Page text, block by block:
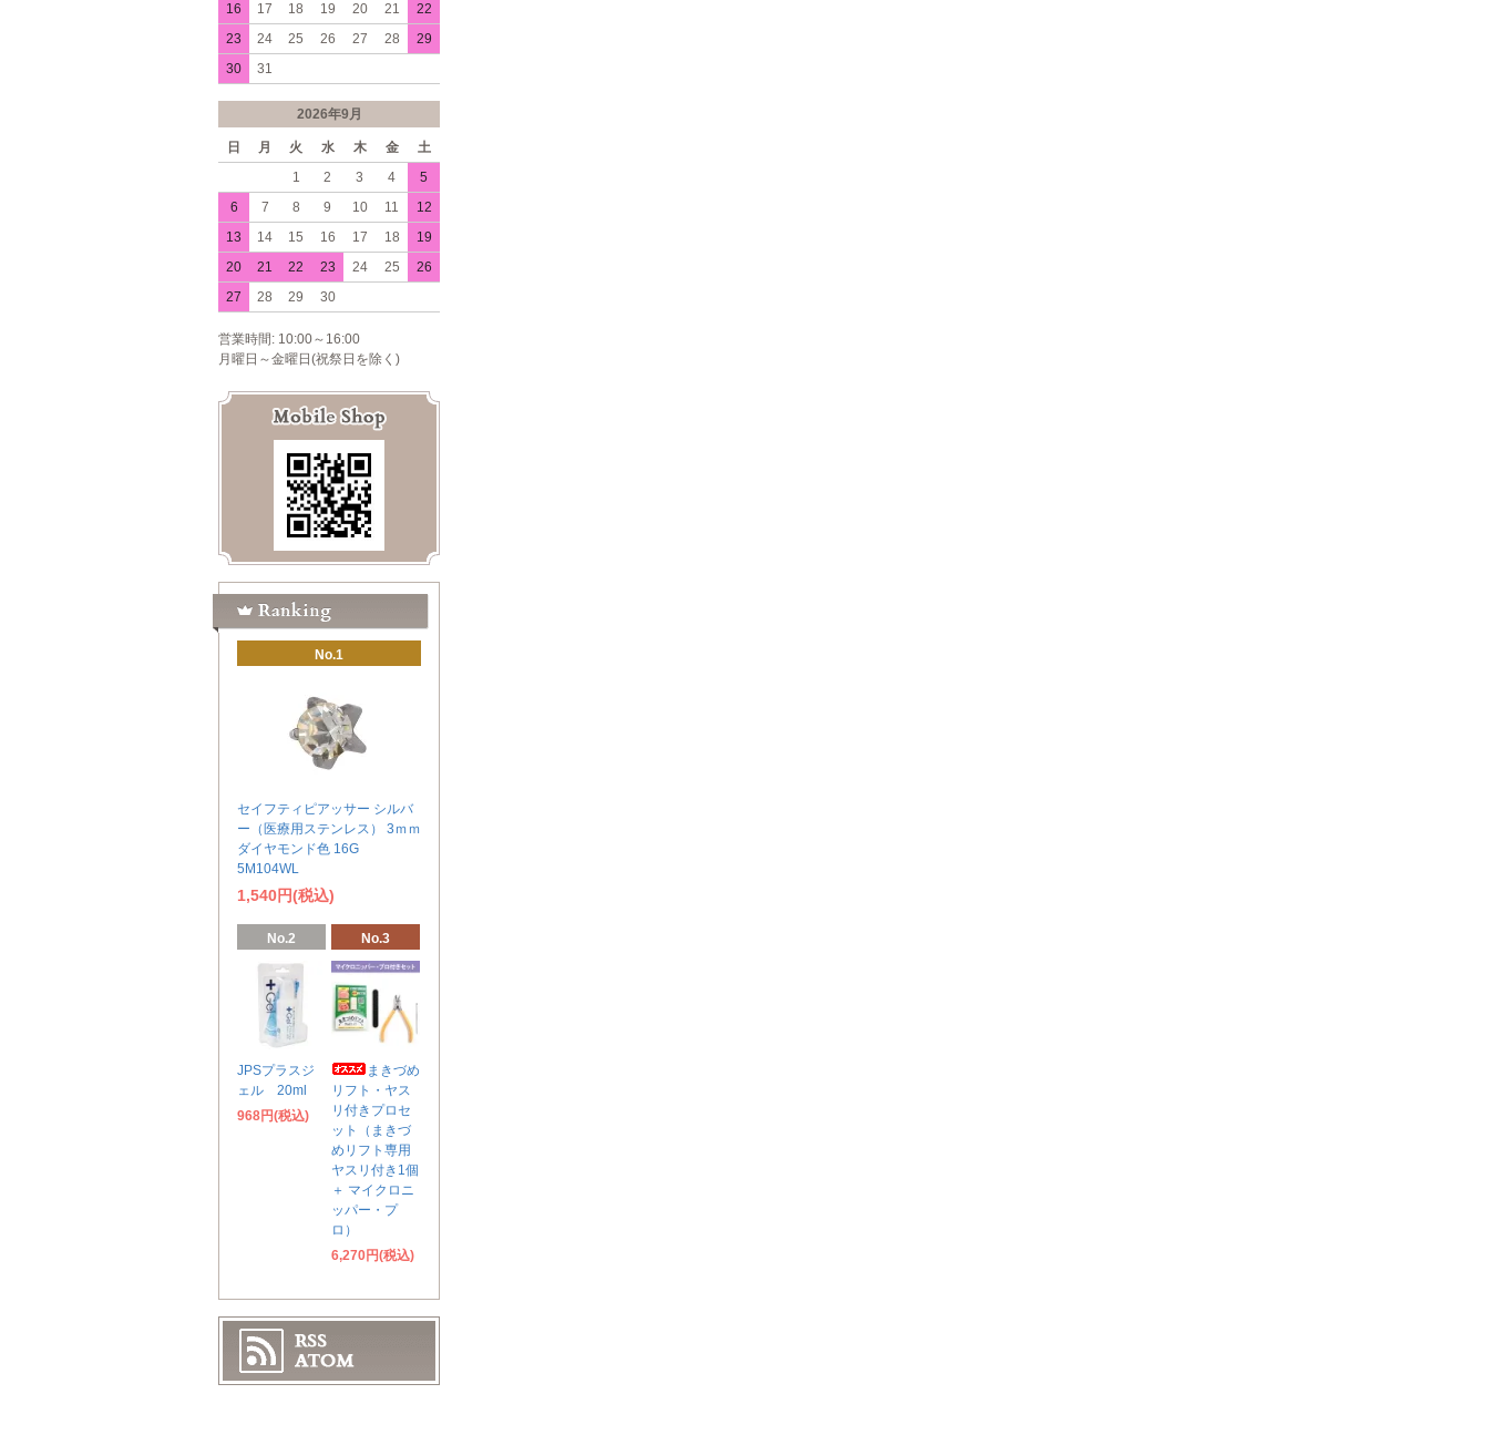
16
17 18 19 20 21
22
23
24 25 26 27 28
29
30
31
2026年9月
日 月 火 水 木 金
土
1
2 3 4
5
6
7 8 9 10 11
12
13
14 15 16 17 18
19
20
21 22 23 24 25
26
27
28 29 30
営業時間: 10:00～16:00
月曜日～金曜日(祝祭日を除く)
No.1
セイフティピアッサー シルバ
ー（医療用ステンレス） 3ｍｍ
ダイヤモンド色 16G
5M104WL
1,540円(税込)
No.2
JPSプラスジ
ェル 20ml
968円(税込)
No.3
まきづめ
リフト・ヤス
リ付きプロセ
ット（まきづ
めリフト専用
ヤスリ付き1個
＋ マイクロニ
ッパー・プ
ロ）
6,270円(税込)